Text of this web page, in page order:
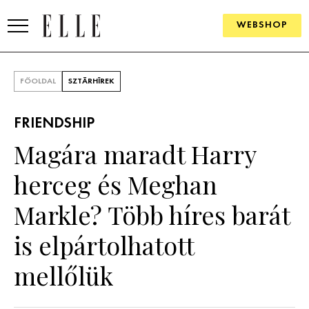
WEBSHOP
SZÉPSÉG
ÉLETMÓD
FŐOLDAL SZTÁRHÍREK
FRIENDSHIP
Magára maradt Harry
herceg és Meghan
Markle? Több híres barát
is elpártolhatott
mellőlük